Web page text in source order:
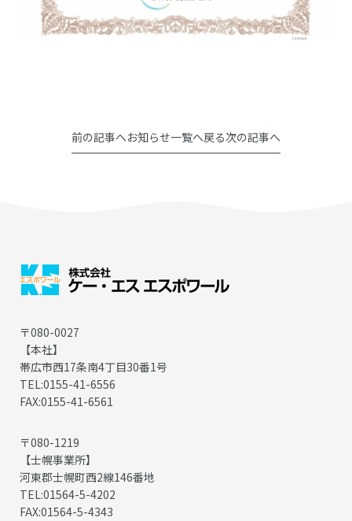
前の記事へお知らせ一覧へ戻る次の記事へ
〒080-0027
【本社】
帯広市西17条南4丁目30番1号
TEL:0155-41-6556
FAX:0155-41-6561
〒080-1219
【士幌事業所】
河東郡士幌町西2線146番地
TEL:01564-5-4202
FAX:01564-5-4343